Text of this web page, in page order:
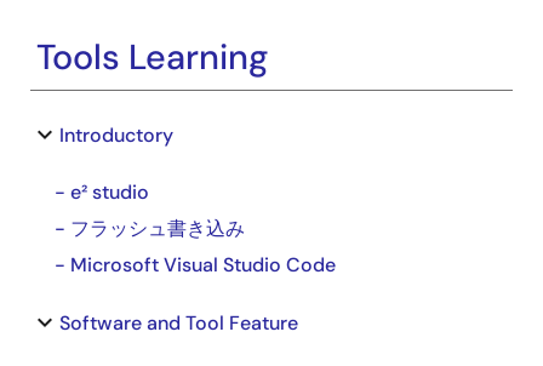
Tools Learning
keyboard_arrow_down Introductory
- e² studio
- フラッシュ書き込み
- Microsoft Visual Studio Code
keyboard_arrow_down Software and Tool Feature